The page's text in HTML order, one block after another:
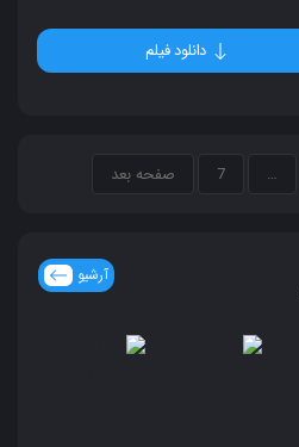
دانلود فیلم
…
7 صفحه بعد
آرشیو